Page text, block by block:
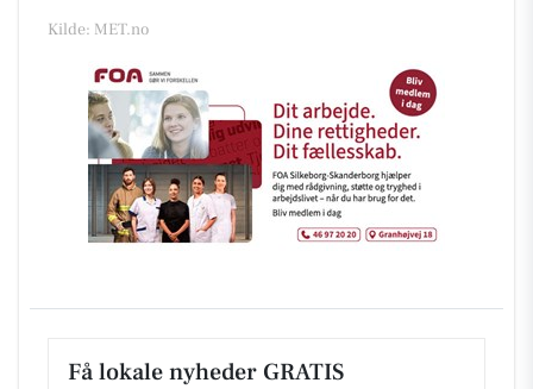
Kilde: MET.no
Få lokale nyheder GRATIS